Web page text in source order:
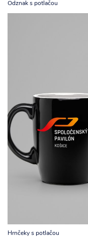
Odznak s potlačou
Hrnčeky s potlačou